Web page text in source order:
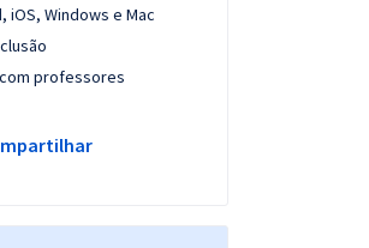
iOS, Windows e Mac
professores